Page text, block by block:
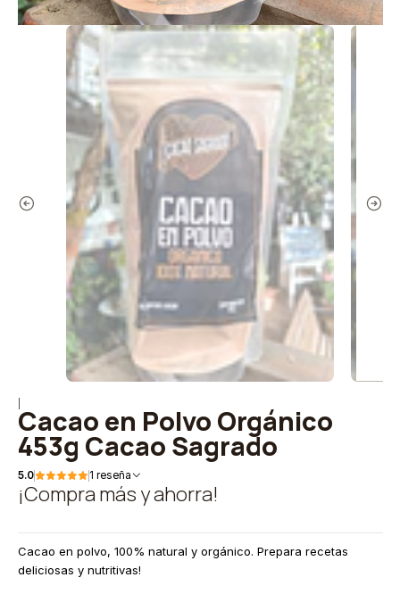
Cacao en Polvo Orgánico
453g Cacao Sagrado
5.0 1 reseña
¡Compra más y ahorra!
Cacao en polvo, 100% natural y orgánico. Prepara recetas
deliciosas y nutritivas!